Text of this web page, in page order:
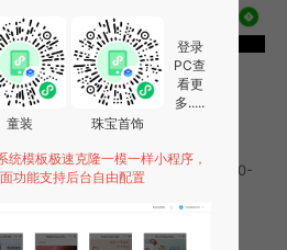
法
二维码进入附近有位的小程序
即可进入小程序
团队开发，易企达小程序商店于2020-
的小程序
童装 珠宝首饰
登录
PC查
看更
多.....
统模板极速克隆一模一样小程序，
功能支持后台自由配置